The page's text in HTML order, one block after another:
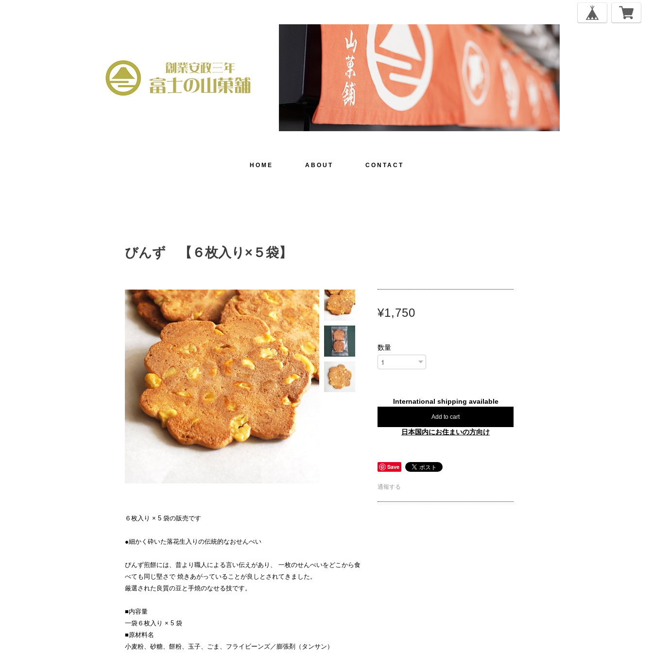
HOME ABOUT CONTACT
びんず 【６枚入り×５袋】
６枚入り × 5 袋の販売です
●細かく砕いた落花生入りの伝統的なおせんべい
びんず煎餅には、昔より職人による言い伝えがあり、 一枚のせんべいをどこから食
べても同じ堅さで 焼きあがっていることが良しとされてきました。
厳選された良質の豆と手焼のなせる技です。
■内容量
一袋６枚入り × 5 袋
■原材料名
小麦粉、砂糖、餅粉、玉子、ごま、フライビーンズ／膨張剤（タンサン）
¥1,750
数量
International shipping available
Add to cart
日本国内にお住まいの方向け
Save
通報する